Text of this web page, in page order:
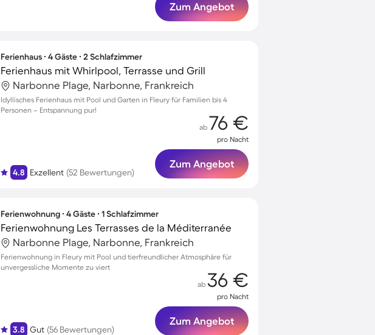
Zum Angebot
Ferienhaus ∙ 4 Gäste ∙ 2 Schlafzimmer
Ferienhaus mit Whirlpool, Terrasse und Grill
Narbonne Plage, Narbonne, Frankreich
Idyllisches Ferienhaus mit Pool und Garten in Fleury für Familien bis 4
Personen – Entspannung pur!
4.8 Exzellent (52 Bewertungen)
ab 76 €
pro Nacht
Zum Angebot
Ferienwohnung ∙ 4 Gäste ∙ 1 Schlafzimmer
Ferienwohnung Les Terrasses de la Méditerranée
Narbonne Plage, Narbonne, Frankreich
Ferienwohnung in Fleury mit Pool und tierfreundlicher Atmosphäre für
unvergessliche Momente zu viert
3.8 Gut (56 Bewertungen)
ab 36 €
pro Nacht
Zum Angebot